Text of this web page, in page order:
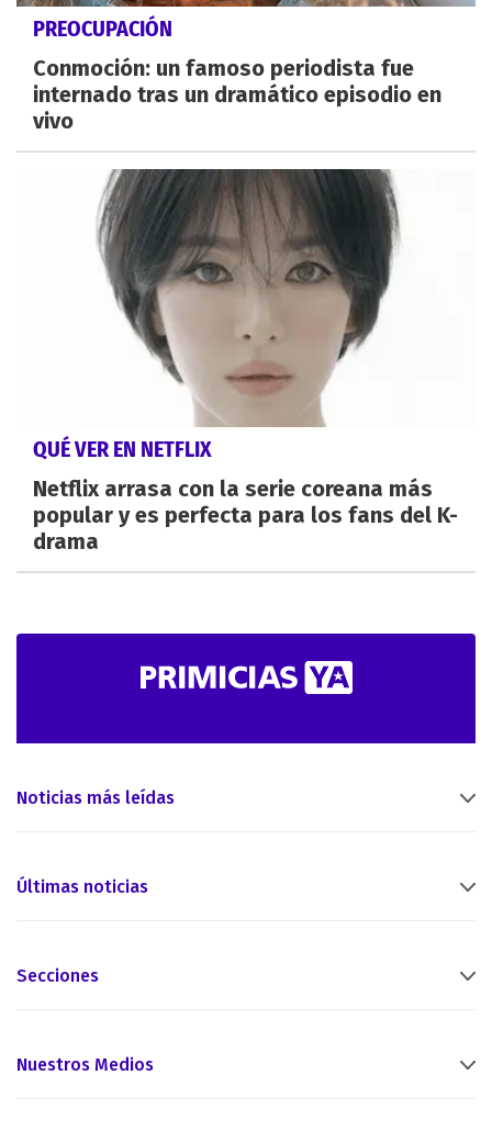
PREOCUPACIÓN
Conmoción: un famoso periodista fue
internado tras un dramático episodio en
vivo
QUÉ VER EN NETFLIX
Netflix arrasa con la serie coreana más
popular y es perfecta para los fans del K-
drama
Noticias más leídas
Últimas noticias
Secciones
Nuestros Medios